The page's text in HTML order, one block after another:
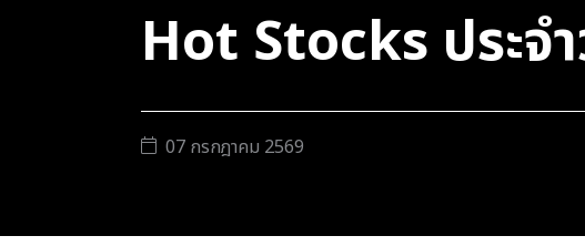
Hot Stocks ประจ
07 กรกฎาคม 2569